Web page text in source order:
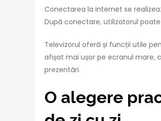
Conectarea la internet se
După conectare, utilizatorul
Televizorul oferă și funcții utile
afișat mai ușor pe ecranul mare,
prezentări.
O alegere